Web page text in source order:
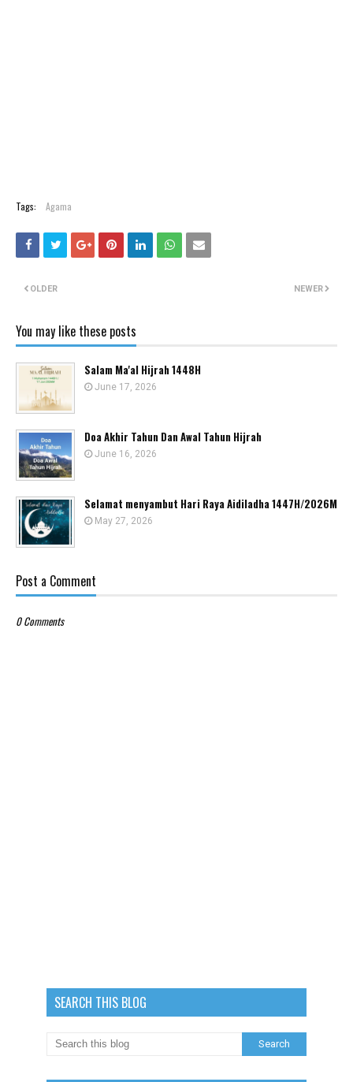
Tags: Agama
NEWER
OLDER
You may like these posts
Salam Ma'al Hijrah 1448H
June 17, 2026
Doa Akhir Tahun Dan Awal Tahun Hijrah
June 16, 2026
Selamat menyambut Hari Raya Aidiladha 1447H/2026M
May 27, 2026
Post a Comment
0 Comments
SEARCH THIS BLOG